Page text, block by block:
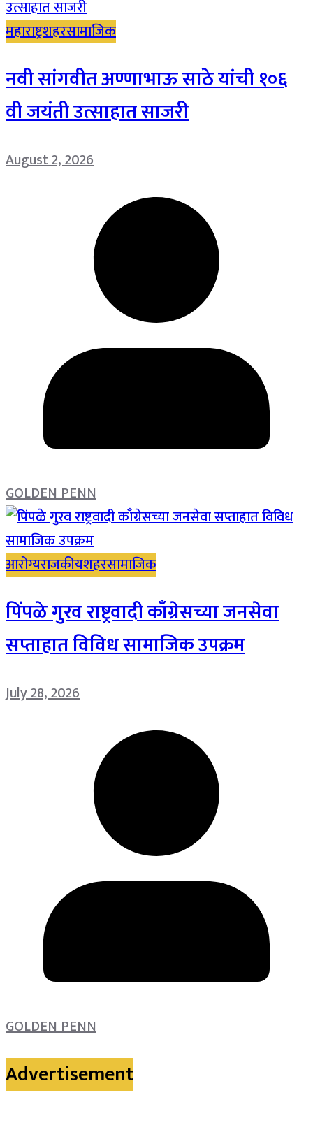
महाराष्ट्रशहरसामाजिक
नवी सांगवीत अण्णाभाऊ साठे यांची १०६
वी जयंती उत्साहात साजरी
August 2, 2026
GOLDEN PENN
आरोग्यराजकीयशहरसामाजिक
पिंपळे गुरव राष्ट्रवादी काँग्रेसच्या जनसेवा
सप्ताहात विविध सामाजिक उपक्रम
July 28, 2026
GOLDEN PENN
Advertisement